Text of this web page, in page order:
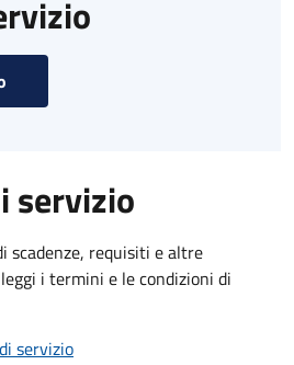
servizio
scadenze, requisiti e altre
i termini e le condizioni di
servizio